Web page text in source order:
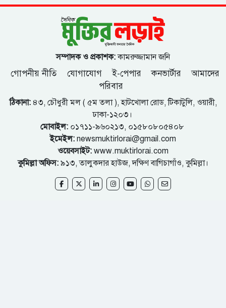
সম্পাদক ও প্রকাশক:কামরুজ্জামান জনি
গোপনীয় নীতি যোগাযোগ ই-পেপার কনভার্টার
আমাদের
পরিবার
ঠিকানা:৪৩, চৌধুরী মল ( ৫ম তলা ), হাটখোলা রোড, টিকাটুলি, ওয়ারী,
ঢাকা-১২০৩।
মোবাইল:০১৭১১-৯৬০২১৩, ০১৫৮০৮০৫৪০৮
ইমেইল: newsmuktirlorai@gmail.com
ওয়েবসাইট: www.muktirlorai.com
কুমিল্লা অফিস: ৯১৩, তালুকদার হাউজ, দক্ষিণ বাগিচাগাঁও, কুমিল্লা।